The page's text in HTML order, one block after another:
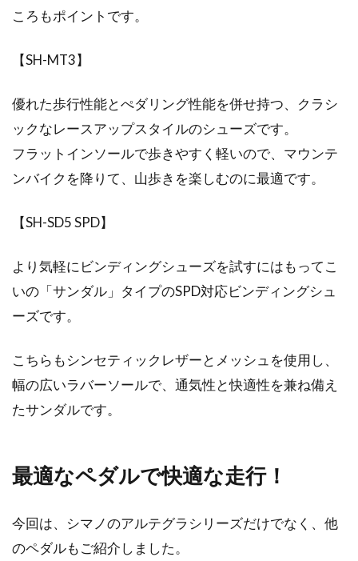
ころもポイントです。
【SH-MT3】
優れた歩行性能とぺダリング性能を併せ持つ、クラシ
ックなレースアップスタイルのシューズです。
フラットインソールで歩きやすく軽いので、マウンテ
ンバイクを降りて、山歩きを楽しむのに最適です。
【SH-SD5 SPD】
より気軽にビンディングシューズを試すにはもってこ
いの「サンダル」タイプのSPD対応ビンディングシュ
ーズです。
こちらもシンセティックレザーとメッシュを使用し、
幅の広いラバーソールで、通気性と快適性を兼ね備え
たサンダルです。
最適なペダルで快適な走行！
今回は、シマノのアルテグラシリーズだけでなく、他
のペダルもご紹介しました。